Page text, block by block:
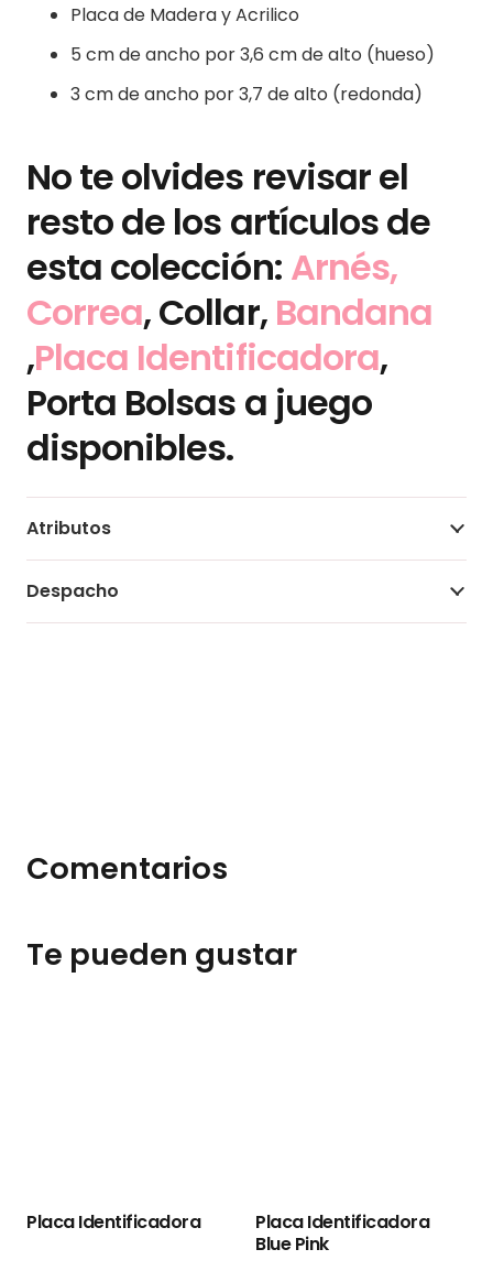
Placa de Madera y Acrilico
5 cm de ancho por 3,6 cm de alto (hueso)
3 cm de ancho por 3,7 de alto (redonda)
No te olvides revisar el
resto de los artículos de
esta colección: Arnés,
Correa, Collar, Bandana
,Placa Identificadora,
Porta Bolsas a juego
disponibles.
Atributos
Despacho
Comentarios
Te pueden gustar
Placa Identificadora
Placa Identificadora
Blue Pink